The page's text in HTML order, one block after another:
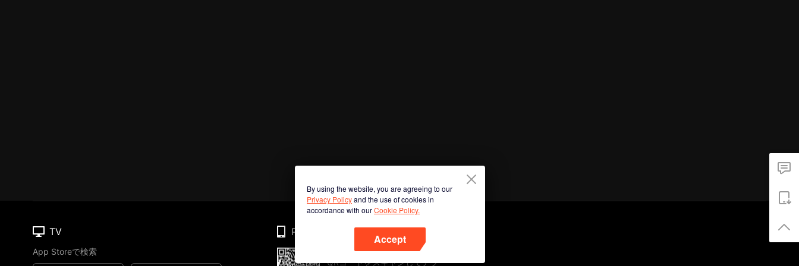
By using the website, you are agreeing to our
Privacy Policyand the use of cookies in
accordance with ourCookie Policy.
Accept
TV
App Storeで検索
Phone
QRコードをスキャンしてアプ